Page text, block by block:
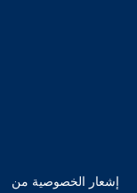
إشعار الخصوصية من